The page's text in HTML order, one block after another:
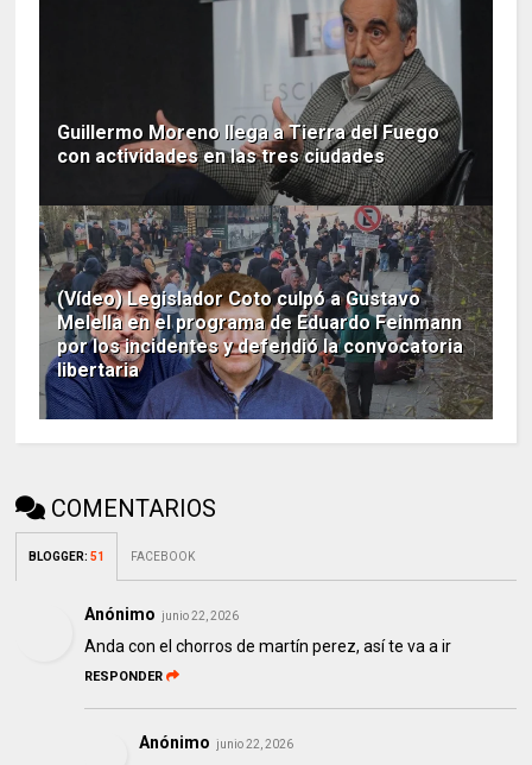
Guillermo Moreno llega a Tierra del Fuego
con actividades en las tres ciudades
(Vídeo) Legislador Coto culpó a Gustavo
Melella en el programa de Eduardo Feinmann
por los incidentes y defendió la convocatoria
libertaria
COMENTARIOS
BLOGGER:51 FACEBOOK
Anónimo junio 22, 2026
Anda con el chorros de martín perez, así te va a ir
RESPONDER
Anónimo junio 22, 2026